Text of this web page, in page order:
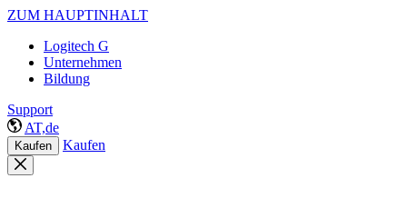
ZUM HAUPTINHALT
Logitech G
Unternehmen
Bildung
Support
AT,de
Kaufen Kaufen